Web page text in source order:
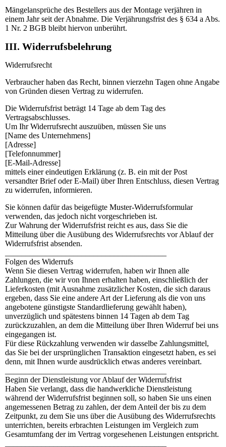
Mängelansprüche des Bestellers aus der Montage verjähren in
einem Jahr seit der Abnahme. Die Verjährungsfrist des § 634 a Abs.
1 Nr. 2 BGB bleibt hiervon unberührt.
III. Widerrufsbelehrung
Widerrufsrecht
Verbraucher haben das Recht, binnen vierzehn Tagen ohne Angabe
von Gründen diesen Vertrag zu widerrufen.
Die Widerrufsfrist beträgt 14 Tage ab dem Tag des
Vertragsabschlusses.
Um Ihr Widerrufsrecht auszuüben, müssen Sie uns
[Name des Unternehmens]
[Adresse]
[Telefonnummer]
[E-Mail-Adresse]
mittels einer eindeutigen Erklärung (z. B. ein mit der Post
versandter Brief oder E-Mail) über Ihren Entschluss, diesen Vertrag
zu widerrufen, informieren.
Sie können dafür das beigefügte Muster-Widerrufsformular
verwenden, das jedoch nicht vorgeschrieben ist.
Zur Wahrung der Widerrufsfrist reicht es aus, dass Sie die
Mitteilung über die Ausübung des Widerrufsrechts vor Ablauf der
Widerrufsfrist absenden.
Folgen des Widerrufs
Wenn Sie diesen Vertrag widerrufen, haben wir Ihnen alle
Zahlungen, die wir von Ihnen erhalten haben, einschließlich der
Lieferkosten (mit Ausnahme zusätzlicher Kosten, die sich daraus
ergeben, dass Sie eine andere Art der Lieferung als die von uns
angebotene günstigste Standardlieferung gewählt haben),
unverzüglich und spätestens binnen 14 Tagen ab dem Tag
zurückzuzahlen, an dem die Mitteilung über Ihren Widerruf bei uns
eingegangen ist.
Für diese Rückzahlung verwenden wir dasselbe Zahlungsmittel,
das Sie bei der ursprünglichen Transaktion eingesetzt haben, es sei
denn, mit Ihnen wurde ausdrücklich etwas anderes vereinbart.
Beginn der Dienstleistung vor Ablauf der Widerrufsfrist
Haben Sie verlangt, dass die handwerkliche Dienstleistung
während der Widerrufsfrist beginnen soll, so haben Sie uns einen
angemessenen Betrag zu zahlen, der dem Anteil der bis zu dem
Zeitpunkt, zu dem Sie uns über die Ausübung des Widerrufsrechts
unterrichten, bereits erbrachten Leistungen im Vergleich zum
Gesamtumfang der im Vertrag vorgesehenen Leistungen entspricht.